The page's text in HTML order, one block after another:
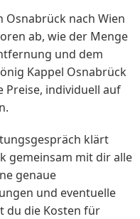
Osnabrück nach Wien
ab, wie der Menge
und dem
Kappel Osnabrück
individuell auf
klärt
gemeinsam mit dir alle
genaue
und eventuelle
du die Kosten für